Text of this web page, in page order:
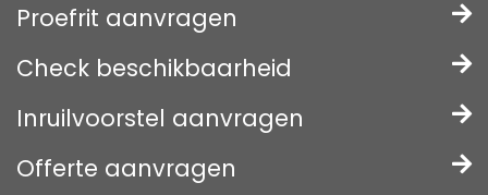
Proefrit aanvragen
Check beschikbaarheid
Inruilvoorstel aanvragen
Offerte aanvragen